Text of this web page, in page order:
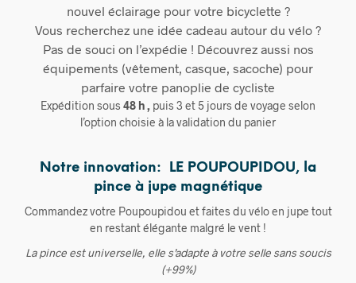
nouvel éclairage pour votre bicyclette ?
Vous recherchez une idée cadeau autour du vélo ?
Pas de souci on l’expédie ! Découvrez aussi nos
équipements (vêtement, casque, sacoche) pour
parfaire votre panoplie de cycliste
Expédition sous 48 h , puis 3 et 5 jours de voyage selon
l’option choisie à la validation du panier
Notre innovation: LE POUPOUPIDOU, la
pince à jupe magnétique
Commandez votre Poupoupidou et faites du vélo en jupe tout
en restant élégante malgré le vent !
La pince est universelle, elle s’adapte à votre selle sans soucis
(+99%)